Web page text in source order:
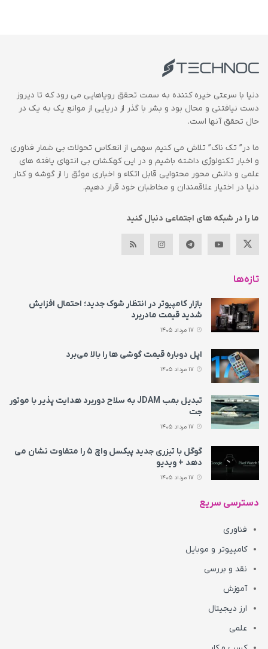
دنیا با سرعتی خیره کننده به سمت تحقق رویاهایی می رود که تا دیروز
دست نیافتنی و محال بود و بشر با گذر از دریایی از موانع یک به یک در
حال تحقق آنها است.
ما در” تک ناک” تلاش می کنیم سهمی از انعکاس تحولات بی شمار فناوری
و اخبار تکنولوژی داشته باشیم و در این کهکشان بی انتهای یافته های
علمی و دانش محور محتوایی قابل اتکاء و اخباری موثق را از گوشه و کنار
دنیا در اختیار علاقمندان و مخاطبان خود قرار دهیم.
ما را در شبکه های اجتماعی دنبال کنید
تازه‌ها
بازار کامپیوتر در انتظار شوک جدید؛ احتمال افزایش
شدید قیمت مادربرد
اپل دوباره قیمت‌ گوشی ها را بالا می‌برد
تبدیل بمب JDAM به سلاح دوربرد هدایت پذیر با موتور
جت
گوگل با تیزری جدید پیکسل واچ ۵ را متفاوت نشان می‌
دهد + ویدیو
دسترسی سریع
فناوری
کامپیوتر و موبایل
نقد و بررسی
آموزش
ارز دیجیتال
علمی